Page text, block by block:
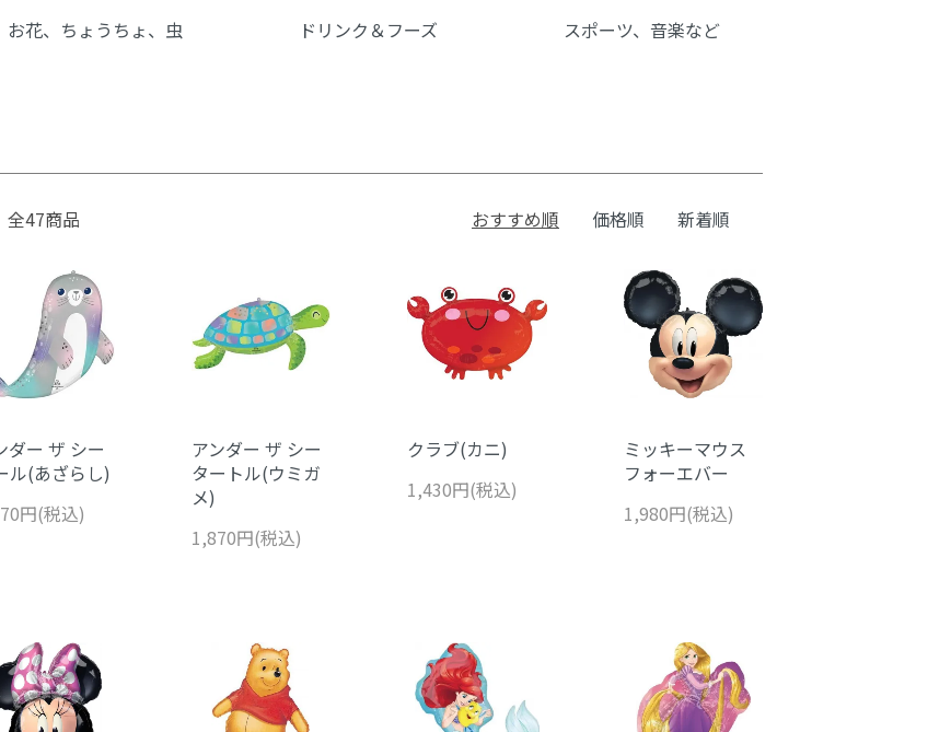
お花、ちょうちょ、虫 ドリンク＆フーズ スポーツ、音楽など
全47商品 おすすめ順 価格順 新着順
ダー ザ シー
ル(あざらし)
円(税込)
アンダー ザ シー
タートル(ウミガ
メ)
1,870円(税込)
クラブ(カニ)
1,430円(税込)
ミッキーマウス
フォーエバー
1,980円(税込)